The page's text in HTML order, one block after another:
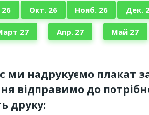
26 Окт. 26 Нояб. 26 Дек.
27 Апр. 27 Май 27
ми надрукуємо плакат
відправимо до
друку: